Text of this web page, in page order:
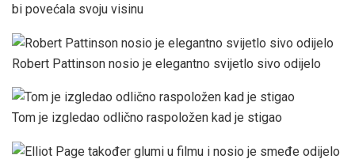
bi povećala svoju visinu
Robert Pattinson nosio je elegantno svijetlo sivo odijelo
Tom je izgledao odlično raspoložen kad je stigao